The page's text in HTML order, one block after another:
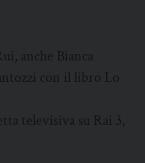
anche Bianca
con il libro Lo
televisiva su Rai 3,